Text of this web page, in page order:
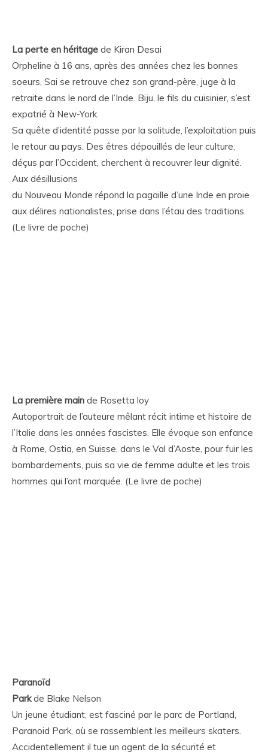
La perte en héritage de Kiran Desai
Orpheline à 16 ans, après des années chez les bonnes
soeurs, Sai se retrouve chez son grand-père, juge à la
retraite dans le nord de l’Inde. Biju, le fils du cuisinier, s’est
expatrié à New-York.
Sa quête d’identité passe par la solitude, l’exploitation puis
le retour au pays. Des êtres dépouillés de leur culture,
déçus par l’Occident, cherchent à recouvrer leur dignité.
Aux désillusions
du Nouveau Monde répond la pagaille d’une Inde en proie
aux délires nationalistes, prise dans l’étau des traditions.
(Le livre de poche)
La première main de Rosetta loy
Autoportrait de l’auteure mêlant récit intime et histoire de
l’Italie dans les années fascistes. Elle évoque son enfance
à Rome, Ostia, en Suisse, dans le Val d’Aoste, pour fuir les
bombardements, puis sa vie de femme adulte et les trois
hommes qui l’ont marquée. (Le livre de poche)
Paranoïd
Parkde Blake Nelson
Un jeune étudiant, est fasciné par le parc de Portland,
Paranoid Park, où se rassemblent les meilleurs skaters.
Accidentellement il tue un agent de la sécurité et